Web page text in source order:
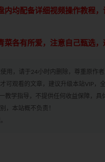
均配备详细视频操作教程
各有所爱，注意自己甄选，
用，请于24小时内删除，尊重原作
观看的文章，建议升级本站VIP，全
学指导，不提供任何收益保障，
，本站概不负责！